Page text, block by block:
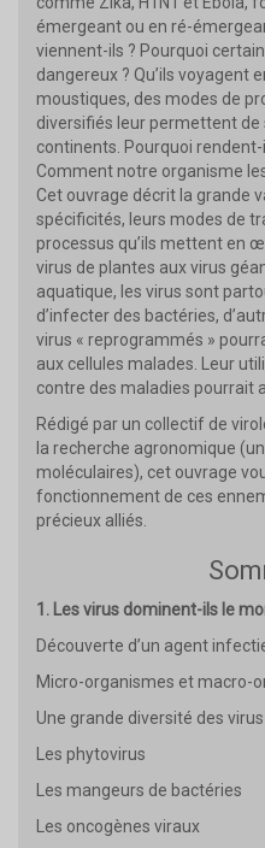
émergeant ou en ré-
viennent-ils ? Pourquoi
dangereux ? Qu’ils voyagent
moustiques, des modes de
diversifiés leur permettent de
continents. Pourquoi
Comment notre organisme
Cet ouvrage décrit la grande
spécificités, leurs modes de
processus qu’ils mettent en
virus de plantes aux virus
aquatique, les virus sont
d’infecter des bactéries,
virus « reprogrammés »
aux cellules malades. Leur
contre des maladies pourrait
Rédigé par un collectif de
la recherche agronomique
moléculaires), cet ouvrage
fonctionnement de ces
précieux alliés.
1. Les virus dominent-ils le
Découverte d’un agent
Micro-organismes et macro-
Une grande diversité des virus
Les phytovirus
Les mangeurs de bactéries
Les oncogènes viraux